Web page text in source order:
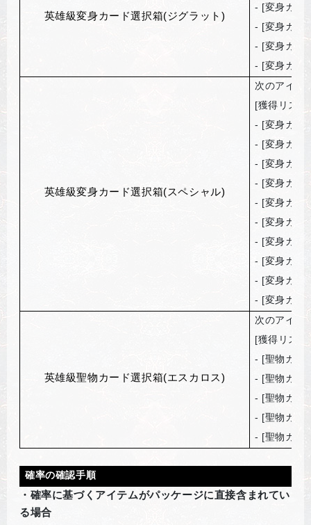
英雄級変身カード選択箱(ジグラット)
- [変身カー
- [変身カー
- [変身カー
- [変身カー
英雄級変身カード選択箱(スペシャル)
次のアイテ
[獲得リスト
- [変身カー
- [変身カー
- [変身カー
- [変身カー
- [変身カー
- [変身カー
- [変身カー
- [変身カー
- [変身カー
- [変身カー
英雄級聖物カード選択箱(エスカロス)
次のアイテ
[獲得リスト
- [聖物カー
- [聖物カー
- [聖物カー
- [聖物カー
- [聖物カー
確率の確認手順
・確率に基づくアイテムがパッケージに直接含まれてい
る場合